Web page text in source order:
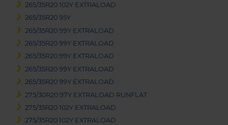
265/35R20 102Y EXTRALOAD
265/35R20 95Y
265/35R20 99Y EXTRALOAD
265/35R20 99Y EXTRALOAD
265/35R20 99Y EXTRALOAD
265/35R20 99Y EXTRALOAD
265/35R20 99Y EXTRALOAD
275/30R20 97Y EXTRALOAD RUNFLAT
275/35R20 102Y EXTRALOAD
275/35R20 102Y EXTRALOAD